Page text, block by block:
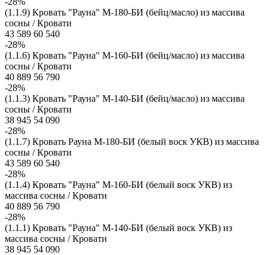
(1.1.9) Кровать "Рауна" М-180-БИ (бейц/масло) из массива
сосны / Кровати
43 589 60 540
-28%
(1.1.6) Кровать "Рауна" М-160-БИ (бейц/масло) из массива
сосны / Кровати
40 889 56 790
-28%
(1.1.3) Кровать "Рауна" М-140-БИ (бейц/масло) из массива
сосны / Кровати
38 945 54 090
-28%
(1.1.7) Кровать Рауна М-180-БИ (белый воск УКВ) из массива
сосны / Кровати
43 589 60 540
-28%
(1.1.4) Кровать "Рауна" М-160-БИ (белый воск УКВ) из
массива сосны / Кровати
40 889 56 790
-28%
(1.1.1) Кровать "Рауна" М-140-БИ (белый воск УКВ) из
массива сосны / Кровати
38 945 54 090